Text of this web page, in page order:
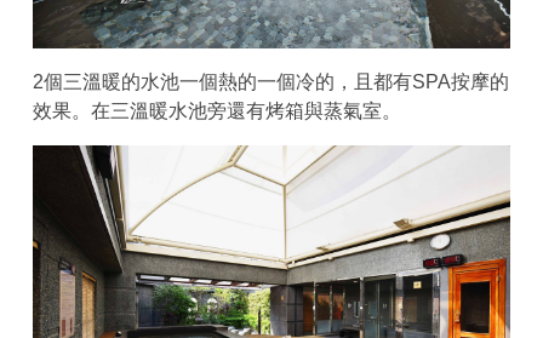
2個三溫暖的水池一個熱的一個冷的，且都有SPA按摩的
效果。在三溫暖水池旁還有烤箱與蒸氣室。